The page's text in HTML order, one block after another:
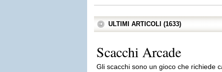
ULTIMI ARTICOLI (1633)
Scacchi Arcade
Gli scacchi sono un gioco che richiede